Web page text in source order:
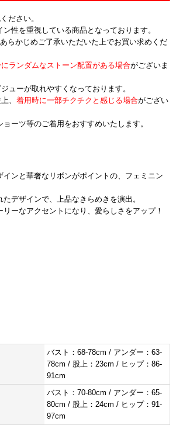
ださい。
性を重視している商品となっております。
らかじめご了承いただいた上でお買い求めくだ
ランダムなストーン配置がある場合がございま
ューが取れやすくなっております。
、 着用時に一部チクチクと感じる場合がござい
ーツ等のご着用をおすすめいたします。
インと華奢なリボンがポイントの、フェミニン
デザインで、上品なきらめきを演出。
ーなアクセントになり、愛らしさをアップ！
バスト：68-78cm / アンダー：63-
78cm / 股上：23cm / ヒップ：86-
91cm
バスト：70-80cm / アンダー：65-
80cm / 股上：24cm / ヒップ：91-
97cm